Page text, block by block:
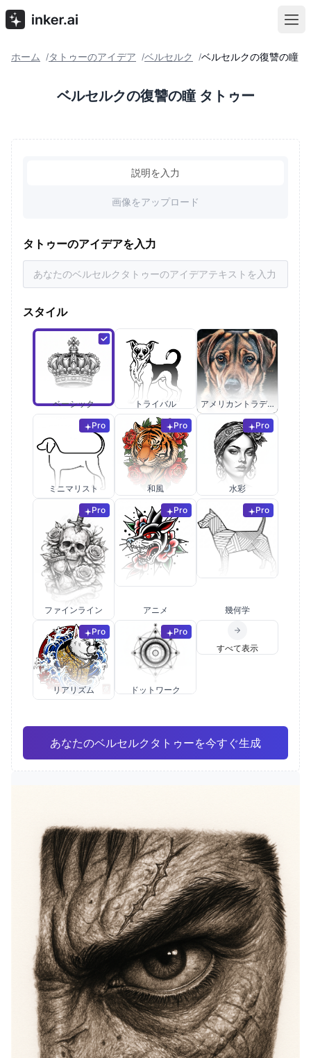
ホーム /タトゥーのアイデア /ベルセルク /ベルセルクの復讐の瞳
ベルセルクの復讐の瞳 タトゥー
説明を入力
画像をアップロード
タトゥーのアイデアを入力
スタイル
ベーシック トライバル アメリカントラディショナル
Pro
ミニマリスト
Pro
和風
Pro
水彩
Pro
ファインライン
Pro
アニメ
Pro
幾何学
Pro
リアリズム
Pro
ドットワーク
すべて表示
あなたのベルセルクタトゥーを今すぐ生成